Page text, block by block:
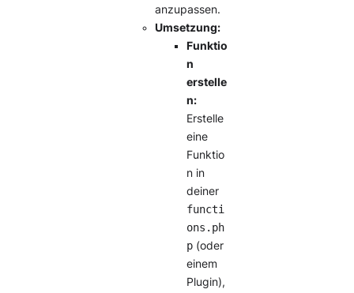
anzupassen.
Umsetzung:
Funktio
n
erstelle
n:
Erstelle
eine
Funktio
n in
deiner
functi
ons.ph
p (oder
einem
Plugin),